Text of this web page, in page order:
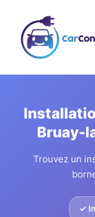
Bruay-
Trouvez un
✓